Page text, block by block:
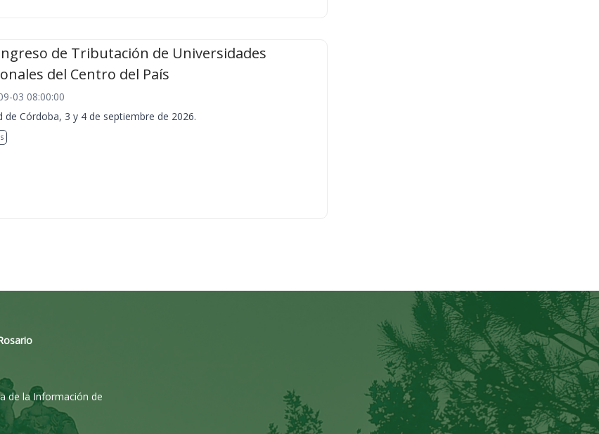
de Tributación de Universidades
del Centro del País
03 08:00:00
de Córdoba, 3 y 4 de septiembre de 2026.
de la Información de